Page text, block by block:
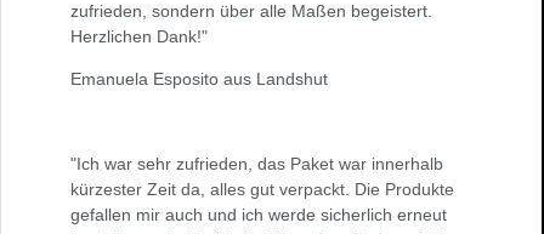
zufrieden, sondern über alle Maßen begeistert.
Herzlichen Dank!"
Emanuela Esposito aus Landshut
"Ich war sehr zufrieden, das Paket war innerhalb
kürzester Zeit da, alles gut verpackt. Die Produkte
gefallen mir auch und ich werde sicherlich erneut